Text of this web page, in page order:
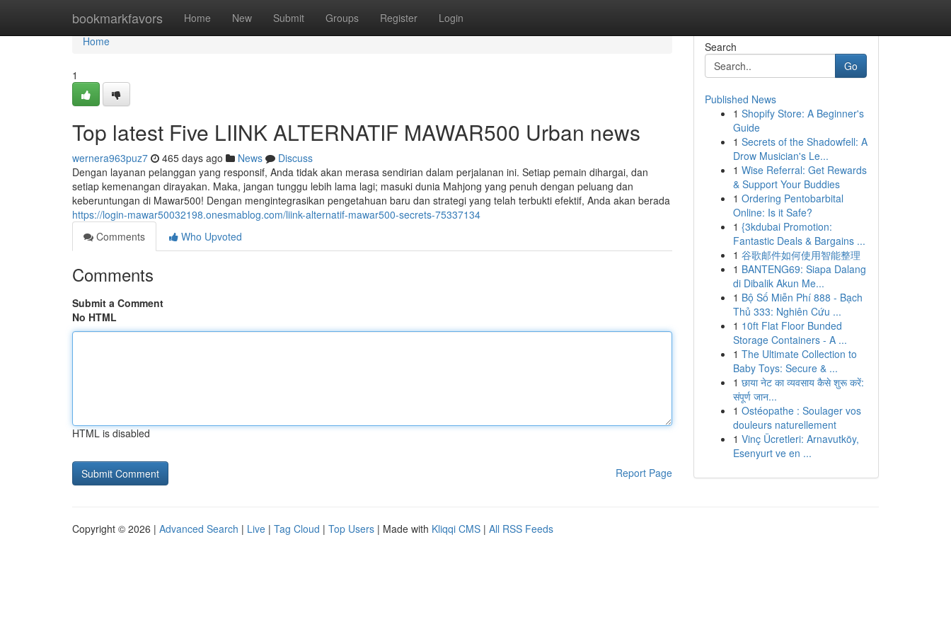
bookmarkfavors Home New Submit Groups Register Login
Home
Home
1
Top latest Five LIINK ALTERNATIF MAWAR500 Urban news
wernera963puz7 465 days ago News
Discuss
Dengan layanan pelanggan yang responsif, Anda tidak akan merasa sendirian dalam perjalanan ini. Setiap pemain dihargai, dan
setiap kemenangan dirayakan. Maka, jangan tunggu lebih lama lagi; masuki dunia Mahjong yang penuh dengan peluang dan
keberuntungan di Mawar500! Dengan mengintegrasikan pengetahuan baru dan strategi yang telah terbukti efektif, Anda akan berada
https://login-mawar50032198.onesmablog.com/liink-alternatif-mawar500-secrets-75337134
Comments
Who Upvoted
Comments
Submit a Comment
No HTML
HTML is disabled
Report Page
Search
Go
Published News
1 Shopify Store: A Beginner's
Guide
1 Secrets of the Shadowfell: A
Drow Musician's Le...
1 Wise Referral: Get Rewards
& Support Your Buddies
1 Ordering Pentobarbital
Online: Is it Safe?
1 {3kdubai Promotion:
Fantastic Deals & Bargains ...
1 谷歌邮件如何使用智能整理
1 BANTENG69: Siapa Dalang
di Dibalik Akun Me...
1 Bộ Số Miễn Phí 888 - Bạch
Thủ 333: Nghiên Cứu ...
1 10ft Flat Floor Bunded
Storage Containers - A ...
1 The Ultimate Collection to
Baby Toys: Secure & ...
1 छाया नेट का व्यवसाय कैसे शुरू करें:
संपूर्ण जान...
1 Ostéopathe : Soulager vos
douleurs naturellement
1 Vinç Ücretleri: Arnavutköy,
Esenyurt ve en ...
Copyright © 2026 | Advanced Search | Live | Tag Cloud | Top Users | Made with Kliqqi CMS | All RSS Feeds